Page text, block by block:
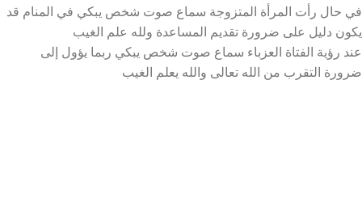
في حال رأت المرأة المتزوجة سماع صوت شخص يبكي في المنام قد
يكون دليل على ضرورة تقديم المساعدة ولله علم الغيب
عند رؤية الفتاة العزباء سماع صوت شخص يبكي ربما يؤول إلى
ضرورة التقرب من الله تعالى والله يعلم الغيب